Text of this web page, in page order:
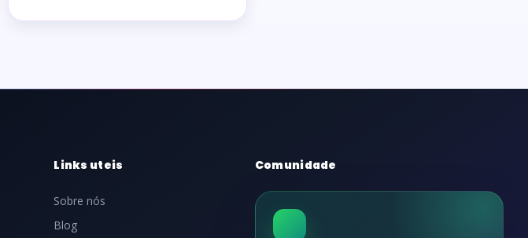
Links uteis
Sobre nós
Blog
Comunidade